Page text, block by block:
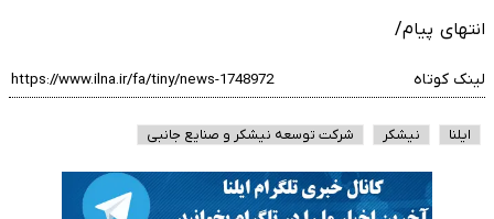
انتهای پیام/
لینک کوتاه
ایلنا نیشکر شرکت توسعه نیشکر و صنایع جانبی